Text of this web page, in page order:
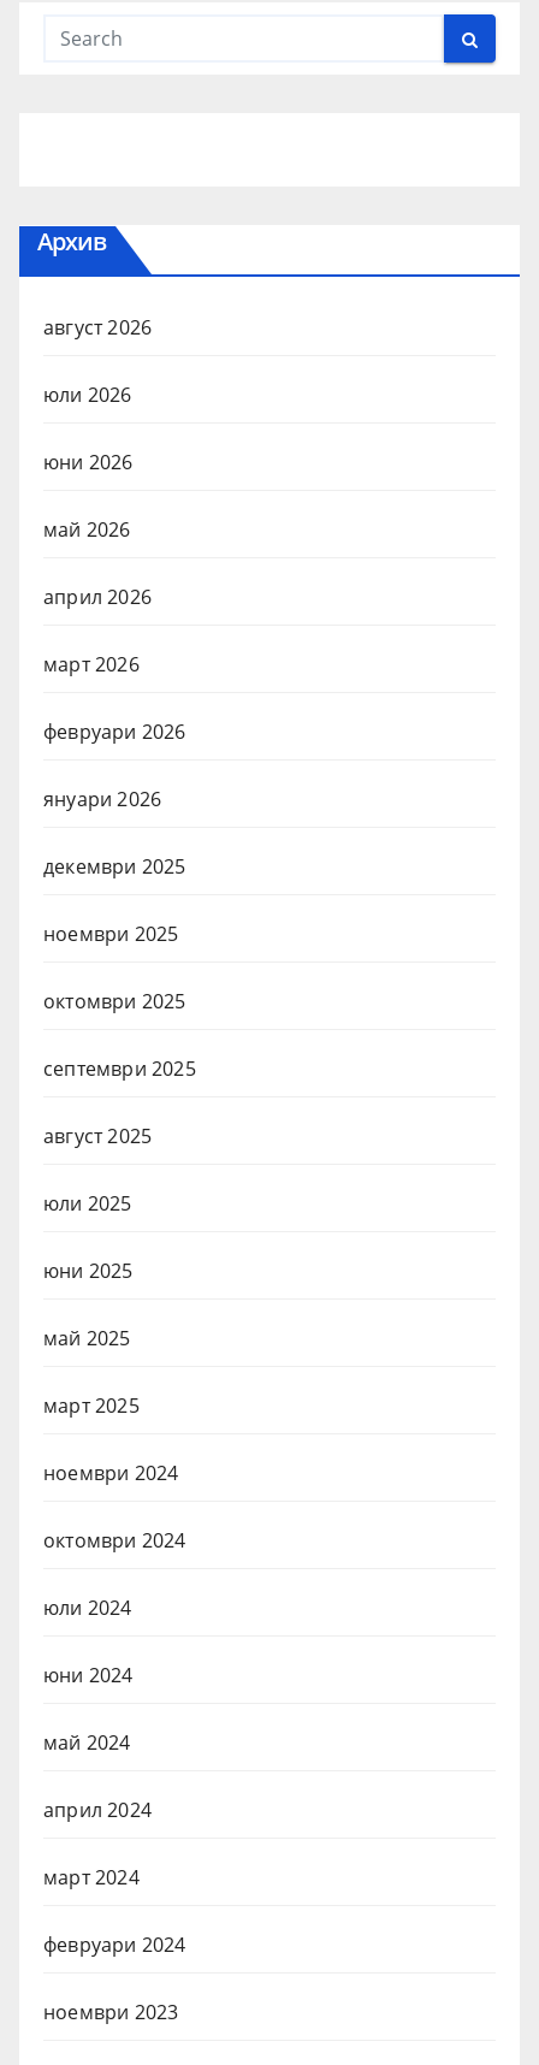
Архив
август 2026
юли 2026
юни 2026
май 2026
април 2026
март 2026
февруари 2026
януари 2026
декември 2025
ноември 2025
октомври 2025
септември 2025
август 2025
юли 2025
юни 2025
май 2025
март 2025
ноември 2024
октомври 2024
юли 2024
юни 2024
май 2024
април 2024
март 2024
февруари 2024
ноември 2023